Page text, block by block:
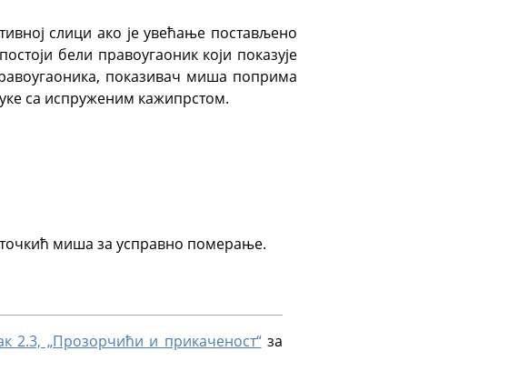
слици ако је увећање постављено
бели правоугаоник који показује
показивач миша поприма
са испруженим кажипрстом.
миша за усправно померање.
2.3, „Прозорчићи и прикаченост“за